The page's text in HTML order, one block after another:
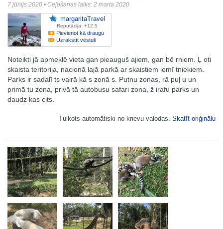
7 jūnijs 2020 • Ceļošanas laiks: 2 marta 2020
margaritaTravel
Reputācija: +12.5
Pievienot kā draugu
Uzrakstīt vēstuli
Noteikti jā apmeklē vieta gan pieauguš ajiem, gan bē rniem. Ļ oti
skaista teritorija, nacionā lajā parkā ar skaistiem iemī tniekiem.
Parks ir sadalī ts vairā kā s zonā s. Putnu zonas, rā puļ u un
primā tu zona, privā tā autobusu safari zona, ž irafu parks un
daudz kas cits.
Tulkots automātiski no krievu valodas. Skatīt oriģinālu